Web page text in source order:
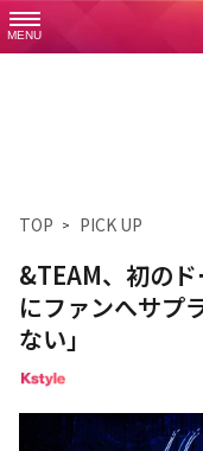
MENU
TOP PICK UP
&TEAM、初の
にファンへサプ
ない」